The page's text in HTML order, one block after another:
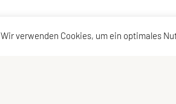
Wir verwenden Cookies, um ein optimales